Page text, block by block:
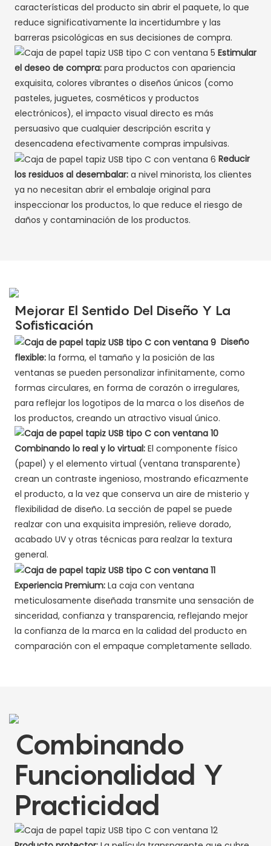
características del producto sin abrir el paquete, lo que
reduce significativamente la incertidumbre y las
barreras psicológicas en sus decisiones de compra.
Estimular
el deseo de compra:para productos con apariencia
exquisita, colores vibrantes o diseños únicos (como
pasteles, juguetes, cosméticos y productos
electrónicos), el impacto visual directo es más
persuasivo que cualquier descripción escrita y
desencadena efectivamente compras impulsivas.
Reducir
los residuos al desembalar:a nivel minorista, los clientes
ya no necesitan abrir el embalaje original para
inspeccionar los productos, lo que reduce el riesgo de
daños y contaminación de los productos.
Mejorar El Sentido Del Diseño Y La
Sofisticación
Diseño
flexible:la forma, el tamaño y la posición de las
ventanas se pueden personalizar infinitamente, como
formas circulares, en forma de corazón o irregulares,
para reflejar los logotipos de la marca o los diseños de
los productos, creando un atractivo visual único.
Combinando lo real y lo virtual:El componente físico
(papel) y el elemento virtual (ventana transparente)
crean un contraste ingenioso, mostrando eficazmente
el producto, a la vez que conserva un aire de misterio y
flexibilidad de diseño. La sección de papel se puede
realzar con una exquisita impresión, relieve dorado,
acabado UV y otras técnicas para realzar la textura
general.
Experiencia Premium:La caja con ventana
meticulosamente diseñada transmite una sensación de
sinceridad, confianza y transparencia, reflejando mejor
la confianza de la marca en la calidad del producto en
comparación con el empaque completamente sellado.
Combinando
Funcionalidad Y
Practicidad